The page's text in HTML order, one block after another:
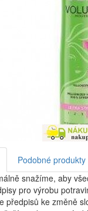
Podobné produkty
snažíme, aby
pro výrobu
předpisů ke změně